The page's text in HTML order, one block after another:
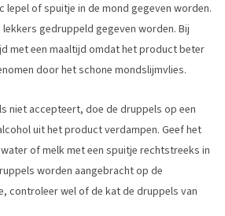
lepel of spuitje in de mond gegeven worden.
gedruppeld gegeven worden. Bij
met een maaltijd omdat het product beter
door het schone mondslijmvlies.
niet accepteert, doe de druppels op een
uit het product verdampen. Geef het
of melk met een spuitje rechtstreeks in
worden aangebracht op de
controleer wel of de kat de druppels van